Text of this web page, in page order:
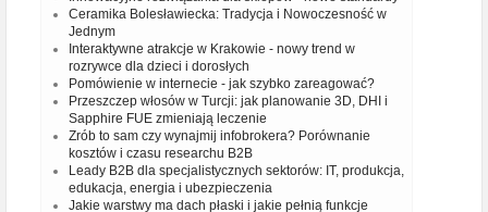
Ceramika Bolesławiecka: Tradycja i Nowoczesność w
Jednym
Interaktywne atrakcje w Krakowie - nowy trend w
rozrywce dla dzieci i dorosłych
Pomówienie w internecie - jak szybko zareagować?
Przeszczep włosów w Turcji: jak planowanie 3D, DHI i
Sapphire FUE zmieniają leczenie
Zrób to sam czy wynajmij infobrokera? Porównanie
kosztów i czasu researchu B2B
Leady B2B dla specjalistycznych sektorów: IT, produkcja,
edukacja, energia i ubezpieczenia
Jakie warstwy ma dach płaski i jakie pełnią funkcje